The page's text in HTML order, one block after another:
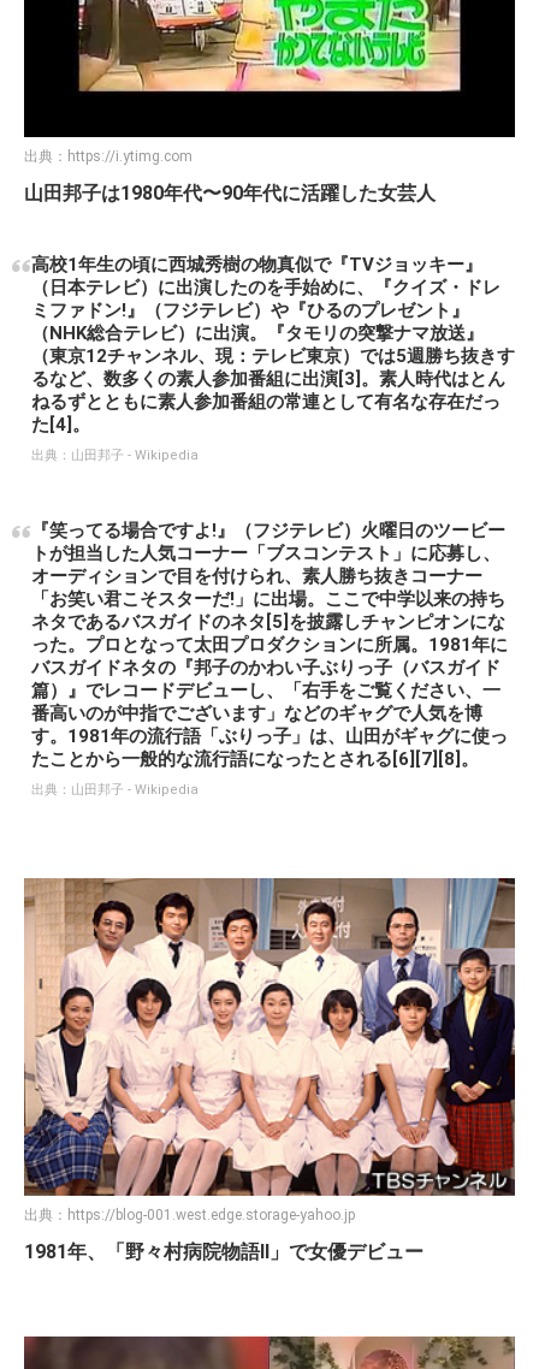
出典： https://i.ytimg.com
山田邦子は1980年代〜90年代に活躍した女芸人
高校1年生の頃に西城秀樹の物真似で『TVジョッキー』
（日本テレビ）に出演したのを手始めに、『クイズ・ドレ
ミファドン!』（フジテレビ）や『ひるのプレゼント』
（NHK総合テレビ）に出演。『タモリの突撃ナマ放送』
（東京12チャンネル、現：テレビ東京）では5週勝ち抜きす
るなど、数多くの素人参加番組に出演[3]。素人時代はとん
ねるずとともに素人参加番組の常連として有名な存在だっ
た[4]。
出典： 山田邦子 - Wikipedia
『笑ってる場合ですよ!』（フジテレビ）火曜日のツービー
トが担当した人気コーナー「ブスコンテスト」に応募し、
オーディションで目を付けられ、素人勝ち抜きコーナー
「お笑い君こそスターだ!」に出場。ここで中学以来の持ち
ネタであるバスガイドのネタ[5]を披露しチャンピオンにな
った。プロとなって太田プロダクションに所属。1981年に
バスガイドネタの『邦子のかわい子ぶりっ子（バスガイド
篇）』でレコードデビューし、「右手をご覧ください、一
番高いのが中指でございます」などのギャグで人気を博
す。1981年の流行語「ぶりっ子」は、山田がギャグに使っ
たことから一般的な流行語になったとされる[6][7][8]。
出典： 山田邦子 - Wikipedia
出典： https://blog-001.west.edge.storage-yahoo.jp
1981年、「野々村病院物語Ⅱ」で女優デビュー